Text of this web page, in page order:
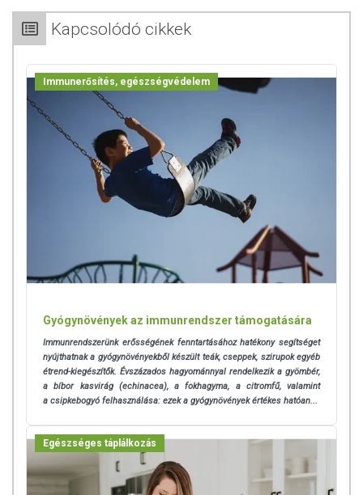
Kapcsolódó cikkek
Immunerősítés, egészségvédelem
Gyógynövények az immunrendszer támogatására
Immunrendszerünk erősségének fenntartásához hatékony segítséget
nyújthatnak a gyógynövényekből készült teák, cseppek, szirupok egyéb
étrend-kiegészítők. Évszázados hagyománnyal rendelkezik a gyömbér,
a bíbor kasvirág (echinacea), a fokhagyma, a citromfű, valamint
a csipkebogyó felhasználása: ezek a gyógynövények értékes hatóan...
Egészséges táplálkozás